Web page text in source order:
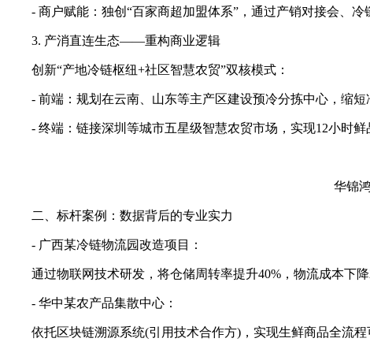
- 商户赋能：独创“百家商超加盟体系”，通过产销对接会、冷
3. 产消直连生态——重构商业逻辑
创新“产地冷链枢纽+社区智慧农贸”双核模式：
- 前端：规划在云南、山东等主产区建设预冷分拣中心，缩短
- 终端：链接深圳等城市五星级智慧农贸市场，实现12小时鲜
华锦鸿
二、标杆案例：数据背后的专业实力
- 广西某冷链物流园改造项目：
通过物联网技术研发，将仓储周转率提升40%，物流成本下降
- 华中某农产品集散中心：
依托区块链溯源系统(引用技术合作方)，实现生鲜商品全流程